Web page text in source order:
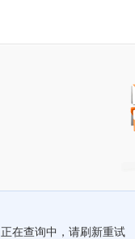
正在查询中，请刷新重试